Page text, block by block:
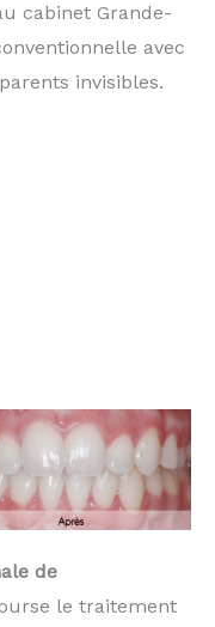
cabinet Grande-
avec
invisibles.
de
le traitement